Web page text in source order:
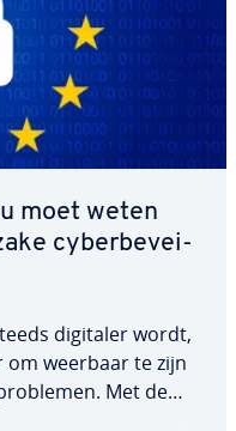
moet weten
cy­ber­be­vei­
digitaler wordt,
weerbaar te zijn
Met de